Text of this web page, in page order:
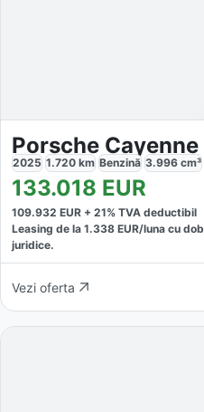
2025 1.720 km Benzină 3.996 cm³
133.018 EUR
109.932 EUR + 21% TVA deductibil
Leasing de la 1.338 EUR/luna cu
juridice.
Vezi oferta